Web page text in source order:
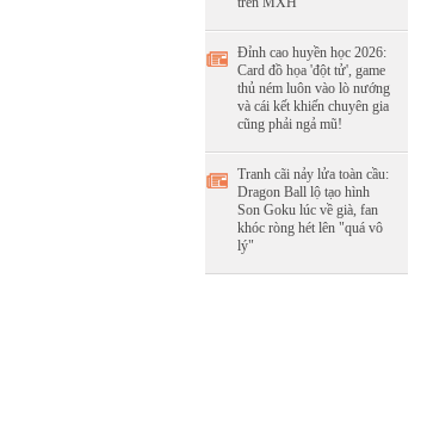
Đỉnh cao huyền học 2026:
Card đồ họa 'đột tử', game
thủ ném luôn vào lò nướng
và cái kết khiến chuyên gia
cũng phải ngả mũ!
Tranh cãi nảy lửa toàn cầu:
Dragon Ball lộ tạo hình
Son Goku lúc về già, fan
khóc ròng hét lên "quá vô
lý"